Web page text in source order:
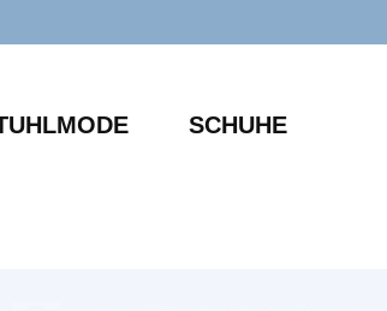
SCHUHE